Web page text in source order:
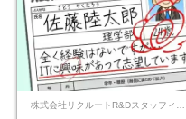
株式会社リクルートR&Dスタッフィング【リクルートグループ】